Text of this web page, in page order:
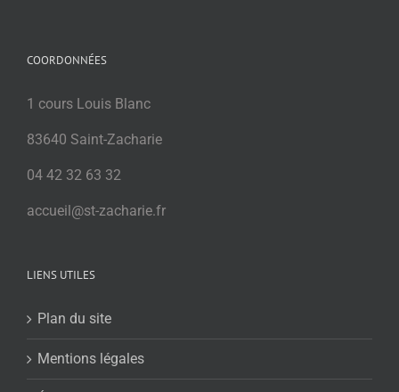
COORDONNÉES
1 cours Louis Blanc
83640 Saint-Zacharie
04 42 32 63 32
accueil@st-zacharie.fr
LIENS UTILES
Plan du site
Mentions légales